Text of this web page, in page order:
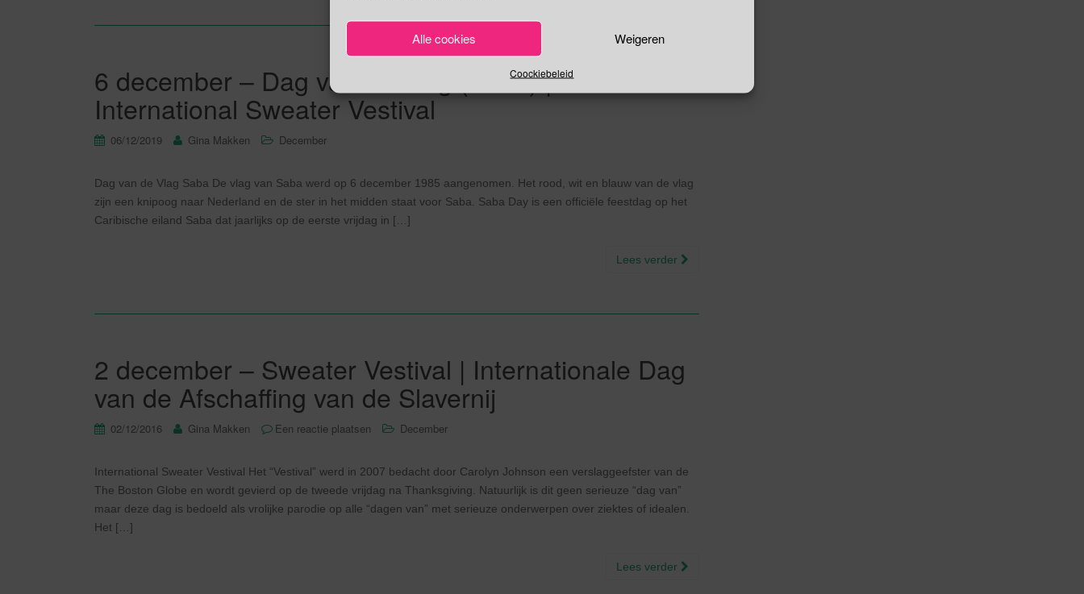
Alle cookies Weigeren
Coockiebeleid
6 december – Dag van de Vlag (Saba) |
International Sweater Vestival
06/12/2019 Gina Makken December
Dag van de Vlag Saba De vlag van Saba werd op 6 december 1985 aangenomen. Het rood, wit en blauw van de vlag
zijn een knipoog naar Nederland en de ster in het midden staat voor Saba. Saba Day is een officiële feestdag op het
Caribische eiland Saba dat jaarlijks op de eerste vrijdag in […]
Lees verder
2 december – Sweater Vestival | Internationale Dag
van de Afschaffing van de Slavernij
02/12/2016 Gina Makken Een reactie plaatsen December
International Sweater Vestival Het “Vestival” werd in 2007 bedacht door Carolyn Johnson een verslaggeefster van de
The Boston Globe en wordt gevierd op de tweede vrijdag na Thanksgiving. Natuurlijk is dit geen serieuze “dag van”
maar deze dag is bedoeld als vrolijke parodie op alle “dagen van” met serieuze onderwerpen over ziektes of idealen.
Het […]
Lees verder